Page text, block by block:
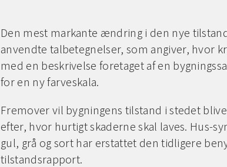
Den mest markante ændring i den nye
anvendte talbetegnelser, som angiver, hvor
med en beskrivelse foretaget af en
for en ny farveskala.
Fremover vil bygningens tilstand i stedet
efter, hvor hurtigt skaderne skal laves. Hus-
gul, grå og sort har erstattet den tidligere
tilstandsrapport.